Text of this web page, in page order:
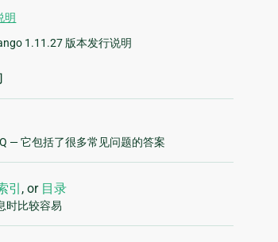
明
1.11.27 版本发行说明
— 它包括了很多常见问题的答案
引 , or 目录
时比较容易